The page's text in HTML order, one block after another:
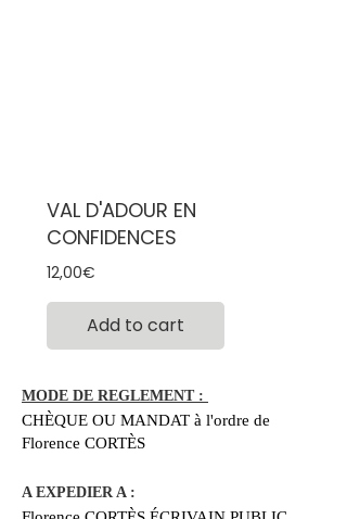
VAL D'ADOUR EN
CONFIDENCES
12,00€
Add to cart
MODE DE REGLEMENT :
CHÈQUE OU MANDAT à l'ordre de
Florence CORTÈS
A EXPEDIER A :